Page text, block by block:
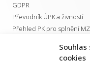
Souhlas
cookies
GDPR
Převodník ÚPK a živností
Přehled PK pro splnění